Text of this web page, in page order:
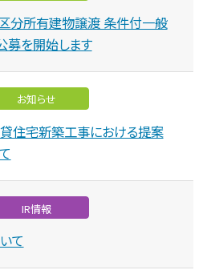
分所有建物譲渡 条件付一般
募を開始します
お知らせ
貸住宅新築工事における提案
IR情報
て